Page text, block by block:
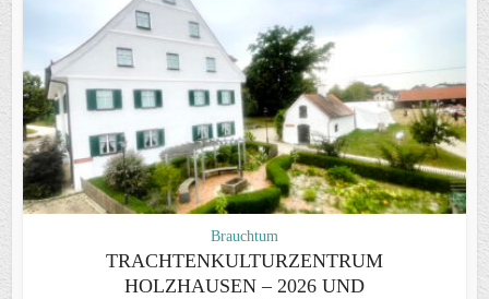
Brauchtum
TRACHTENKULTURZENTRUM
HOLZHAUSEN – 2026 UND